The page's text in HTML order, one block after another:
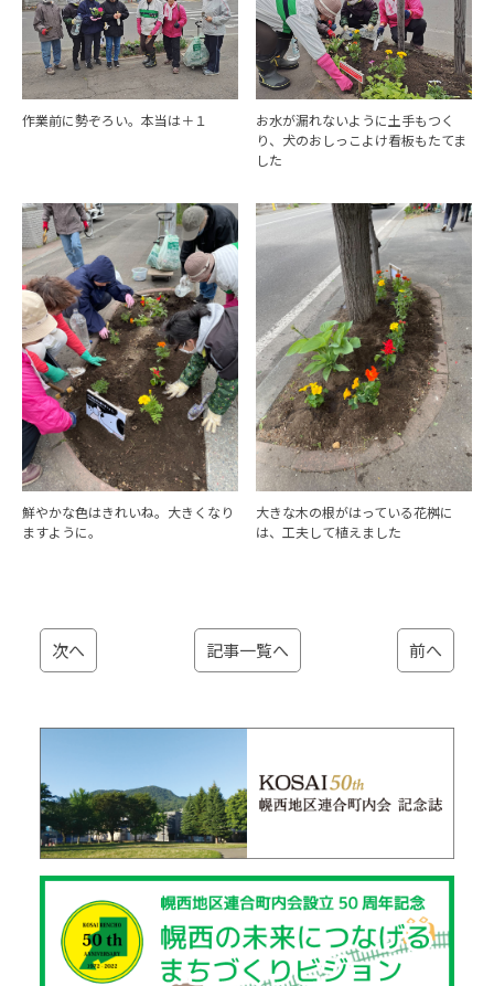
作業前に勢ぞろい。本当は＋１
お水が漏れないように土手もつく
り、犬のおしっこよけ看板もたてま
した
鮮やかな色はきれいね。大きくなり
ますように。
大きな木の根がはっている花桝に
は、工夫して植えました
次へ 記事一覧へ 前へ